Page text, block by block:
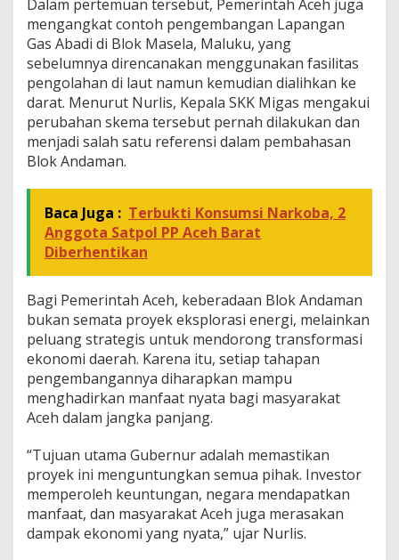
Dalam pertemuan tersebut, Pemerintah Aceh juga
mengangkat contoh pengembangan Lapangan
Gas Abadi di Blok Masela, Maluku, yang
sebelumnya direncanakan menggunakan fasilitas
pengolahan di laut namun kemudian dialihkan ke
darat. Menurut Nurlis, Kepala SKK Migas mengakui
perubahan skema tersebut pernah dilakukan dan
menjadi salah satu referensi dalam pembahasan
Blok Andaman.
Baca Juga : Terbukti Konsumsi Narkoba, 2
Anggota Satpol PP Aceh Barat
Diberhentikan
Bagi Pemerintah Aceh, keberadaan Blok Andaman
bukan semata proyek eksplorasi energi, melainkan
peluang strategis untuk mendorong transformasi
ekonomi daerah. Karena itu, setiap tahapan
pengembangannya diharapkan mampu
menghadirkan manfaat nyata bagi masyarakat
Aceh dalam jangka panjang.
“Tujuan utama Gubernur adalah memastikan
proyek ini menguntungkan semua pihak. Investor
memperoleh keuntungan, negara mendapatkan
manfaat, dan masyarakat Aceh juga merasakan
dampak ekonomi yang nyata,” ujar Nurlis.